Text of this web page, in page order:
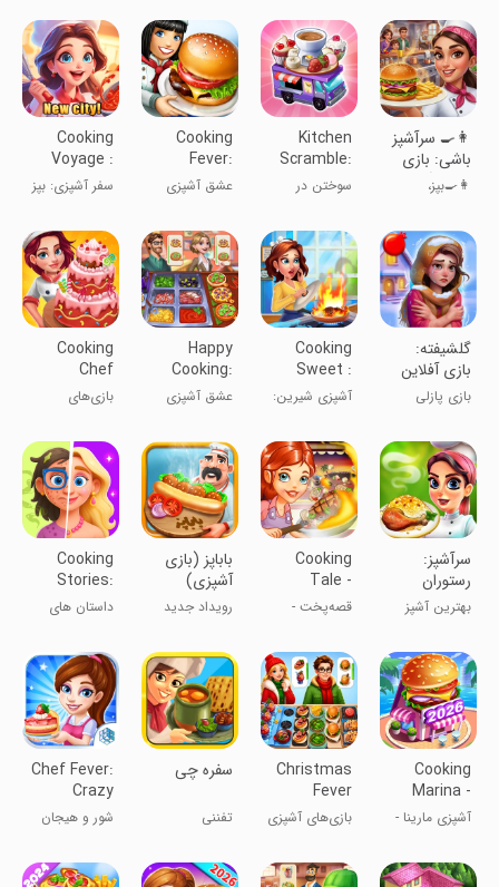
‏‏‏‏‏‏‏‏👩‍🍳 سرآشپز
باشی: بازی
ایرانی آشپزی
👩‍🍳بپز،
قهرمان شو
Kitchen
Scramble:
Cooking
Game
سوختن در
Cooking
Fever:
Restaurant
عشق آشپزی
Cooking
Voyage :
Cook &
Travel
سفر آشپزی: بپز
‏گلشیفته:
بازی آفلاین
فکری و
جورچین
بازی پازلی
Cooking
Sweet :
Home
Design
آشپزی شیرین:
Happy
Cooking:
2024 Chef
عشق آشپزی
Cooking
Chef
Restaurant
Games
بازی‌های
سرآشپز:
رستوران
ایرانی
بهترین آشپز
Cooking
Tale -
Kitchen
Games
قصه‌پخت -
باباپز (بازی
آشپزی)
رویداد جدید
Cooking
Stories:
Fun cafe
داستان های
Cooking
Marina -
cooking
games
آشپزی مارینا -
Christmas
Fever
Cooking
Games
بازی‌های آشپزی
‏‏‏‏‏سفره چی
تفننی
Chef Fever:
Crazy
Kitchen
Rest
شور و هیجان
دیوانه